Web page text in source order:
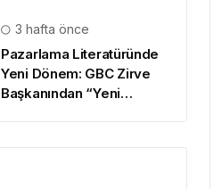
3 hafta önce
Pazarlama Literatüründe
Yeni Dönem: GBC Zirve
Başkanından “Yeni